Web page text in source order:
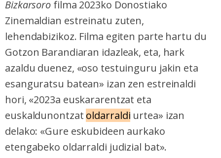
Bizkarsoro filma 2023ko Donostiako
Zinemaldian estreinatu zuten,
lehendabizikoz. Filma egiten parte hartu du
Gotzon Barandiaran idazleak, eta, hark
azaldu duenez, «oso testuinguru jakin eta
esanguratsu batean» izan zen estreinaldi
hori, «2023a euskararentzat eta
euskaldunontzat oldarraldi urtea» izan
delako: «Gure eskubideen aurkako
etengabeko oldarraldi judizial bat».